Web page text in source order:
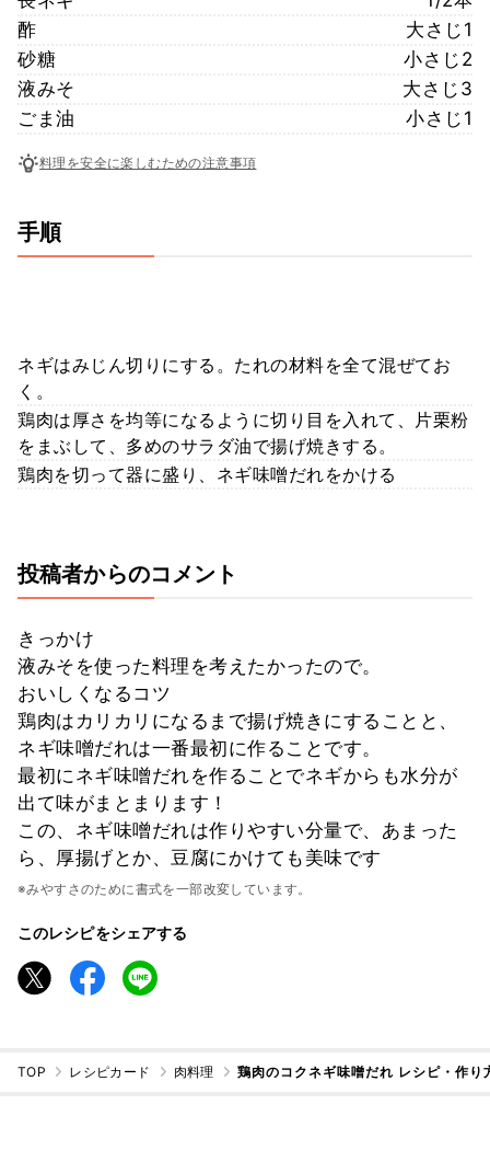
酢
大さじ1
砂糖
小さじ2
液みそ
大さじ3
ごま油
小さじ1
料理を安全に楽しむための注意事項
手順
ネギはみじん切りにする。たれの材料を全て混ぜてお
く。
鶏肉は厚さを均等になるように切り目を入れて、片栗粉
をまぶして、多めのサラダ油で揚げ焼きする。
鶏肉を切って器に盛り、ネギ味噌だれをかける
投稿者からのコメント
きっかけ
液みそを使った料理を考えたかったので。
おいしくなるコツ
鶏肉はカリカリになるまで揚げ焼きにすることと、
ネギ味噌だれは一番最初に作ることです。
最初にネギ味噌だれを作ることでネギからも水分が
出て味がまとまります！
この、ネギ味噌だれは作りやすい分量で、あまった
ら、厚揚げとか、豆腐にかけても美味です
※みやすさのために書式を一部改変しています。
このレシピをシェアする
TOP レシピカード 肉料理 鶏肉のコクネギ味噌だれ レシピ・作り